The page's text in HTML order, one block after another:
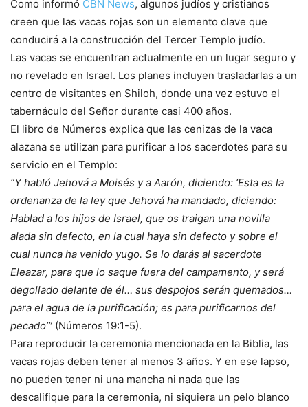
Como informó CBN News, algunos judíos y cristianos
creen que las vacas rojas son un elemento clave que
conducirá a la construcción del Tercer Templo judío.
Las vacas se encuentran actualmente en un lugar seguro y
no revelado en Israel. Los planes incluyen trasladarlas a un
centro de visitantes en Shiloh, donde una vez estuvo el
tabernáculo del Señor durante casi 400 años.
El libro de Números explica que las cenizas de la vaca
alazana se utilizan para purificar a los sacerdotes para su
servicio en el Templo:
“Y habló Jehová a Moisés y a Aarón, diciendo: ‘Esta es la
ordenanza de la ley que Jehová ha mandado, diciendo:
Hablad a los hijos de Israel, que os traigan una novilla
alada sin defecto, en la cual haya sin defecto y sobre el
cual nunca ha venido yugo. Se lo darás al sacerdote
Eleazar, para que lo saque fuera del campamento, y será
degollado delante de él… sus despojos serán quemados…
para el agua de la purificación; es para purificarnos del
pecado’” (Números 19:1-5).
Para reproducir la ceremonia mencionada en la Biblia, las
vacas rojas deben tener al menos 3 años. Y en ese lapso,
no pueden tener ni una mancha ni nada que las
descalifique para la ceremonia, ni siquiera un pelo blanco